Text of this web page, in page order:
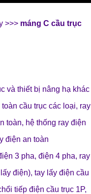
>>> máng C cầu trục
và thiết bị nâng hạ khác
toàn cầu trục các loại, ray
toàn, hệ thống ray điện
điện an toàn
3 pha, điện 4 pha, ray
điện), tay lấy điện cầu
tiếp điện cầu trục 1P,